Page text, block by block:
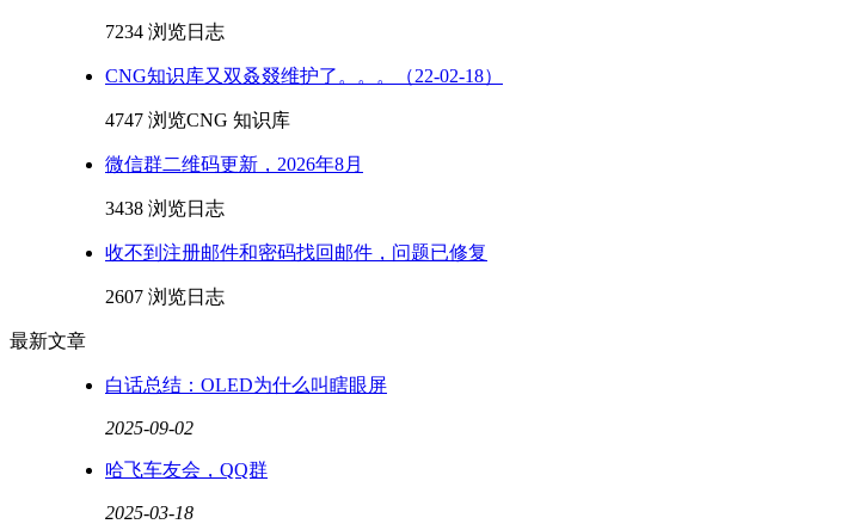
7234 浏览日志
CNG知识库又双叒叕维护了。。。（22-02-18）
4747 浏览CNG 知识库
微信群二维码更新，2026年8月
3438 浏览日志
收不到注册邮件和密码找回邮件，问题已修复
2607 浏览日志
最新文章
白话总结：OLED为什么叫瞎眼屏
2025-09-02
哈飞车友会，QQ群
2025-03-18